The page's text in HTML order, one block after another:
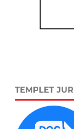
TEMPLET